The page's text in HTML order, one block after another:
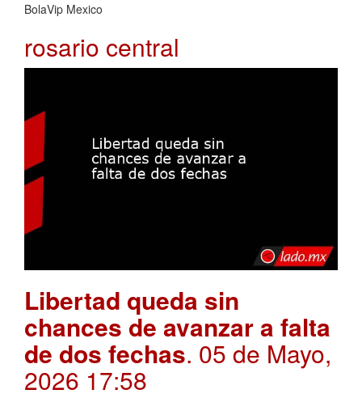
BolaVip Mexico
rosario central
Libertad queda sin
chances de avanzar a falta
de dos fechas. 05 de Mayo,
2026 17:58